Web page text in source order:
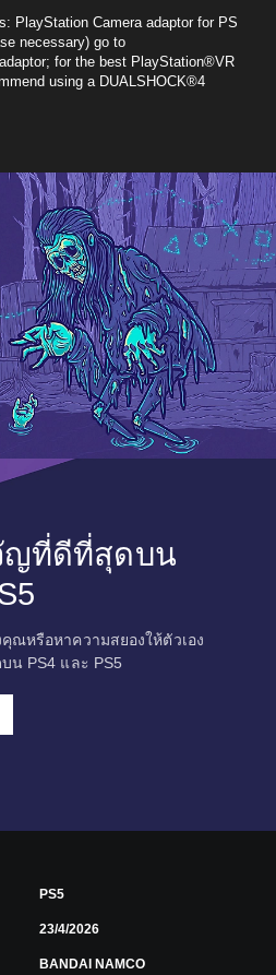
PlayStation Camera adaptor for PS
necessary) go to
for the best PlayStation®VR
using a DUALSHOCK®4
ญที่ดีที่สุดบน
ณหรือหาความสยองให้ตัวเอง
น PS4 และ PS5
PS5
23/4/2026
BANDAI NAMCO